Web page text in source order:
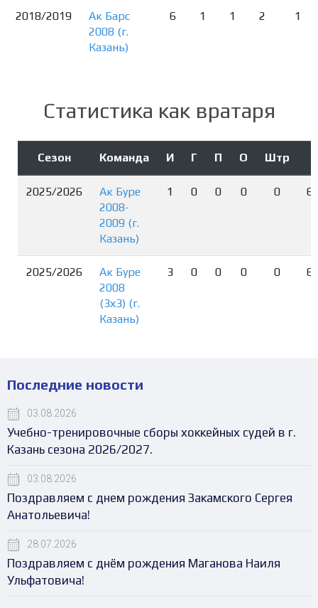
2018/2019
Ак Барс
2008 (г.
Казань)
6 1 1 2 1
Статистика как вратаря
Сезон Команда И Г П О Штр
2025/2026
Ак Буре
2008-
2009 (г.
Казань)
1 0 0 0 0
2025/2026
Ак Буре
2008
(3х3) (г.
Казань)
3 0 0 0 0
Последние новости
03.08.2026
Учебно-тренировочные сборы хоккейных судей в г.
Казань сезона 2026/2027.
03.08.2026
Поздравляем с днем рождения Закамского Сергея
Анатольевича!
28.07.2026
Поздравляем с днём рождения Маганова Наиля
Ульфатовича!